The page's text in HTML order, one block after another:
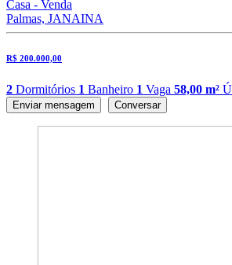
Casa - Venda
Palmas, JANAINA
R$ 200.000,00
2 Dormitórios 1 Banheiro 1 Vaga 58,00 m²
Enviar mensagem Conversar